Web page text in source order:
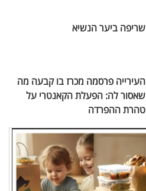
שריפה ביער הנשיא
העירייה פרסמה מכרז בו קבעה מה
שאסור לה: הפעלת הקאנטרי על
טהרת ההפרדה